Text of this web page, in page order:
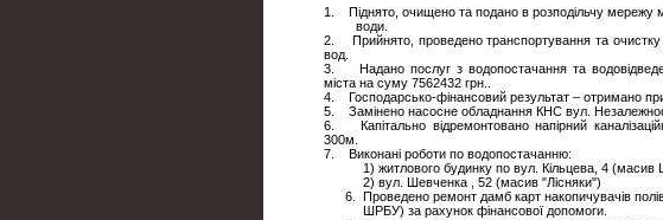
1. Піднято, очищено та подано в розподільчу мережу
води.
2. Прийнято, проведено транспортування та очистку
вод.
3. Надано послуг з водопостачання та
міста на суму 7562432 грн..
4. Господарсько-фінансовий результат – отримано
5. Замінено насосне обладнання КНС вул.
6. Капітально відремонтовано напірний
300м.
7. Виконані роботи по водопостачанню:
1) житлового будинку по вул. Кільцева, 4 (масив
2) вул. Шевченка , 52 (масив "Лісняки")
6. Проведено ремонт дамб карт накопичувачів
ШРБУ) за рахунок фінансової допомоги.